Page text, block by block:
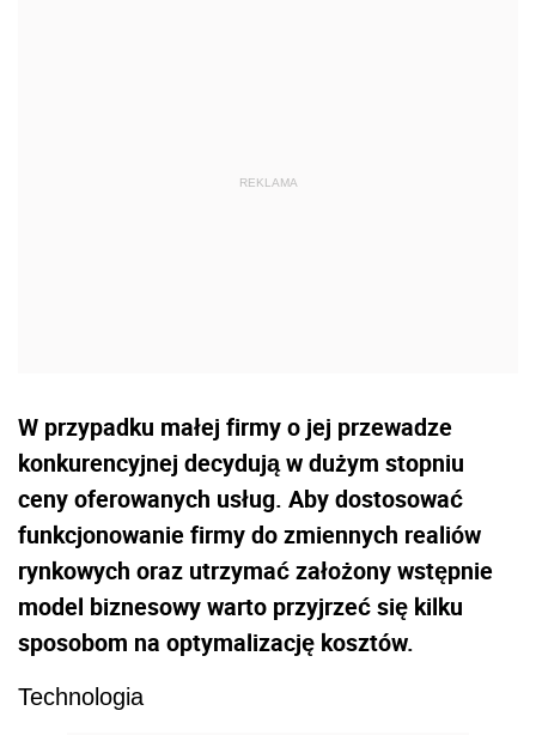
W przypadku małej firmy o jej przewadze
konkurencyjnej decydują w dużym stopniu
ceny oferowanych usług. Aby dostosować
funkcjonowanie firmy do zmiennych realiów
rynkowych oraz utrzymać założony wstępnie
model biznesowy warto przyjrzeć się kilku
sposobom na optymalizację kosztów.
Technologia